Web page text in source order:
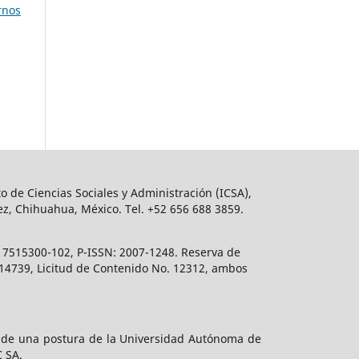
Ciencias Sociales y Administración (ICSA),
Chihuahua, México. Tel. +52 656 688 3859.
102, P-ISSN: 2007-1248. Reserva de
Licitud de Contenido No. 12312, ambos
una postura de la Universidad Autónoma de